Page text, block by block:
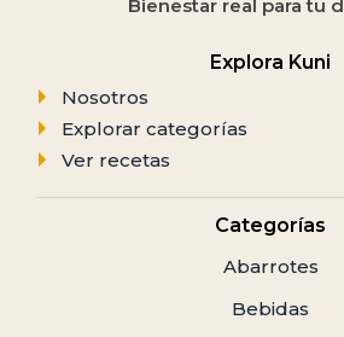
Bienestar real para tu
Explora Kuni
Nosotros
Explorar categorías
Ver recetas
Categorías
Abarrotes
Bebidas